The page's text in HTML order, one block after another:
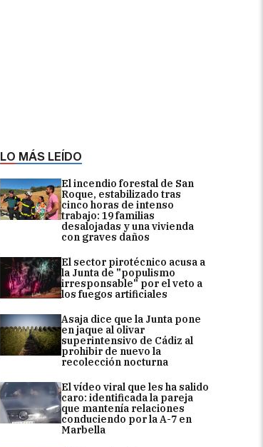
LO MÁS LEÍDO
El incendio forestal de San
Roque, estabilizado tras
cinco horas de intenso
trabajo: 19 familias
desalojadas y una vivienda
con graves daños
El sector pirotécnico acusa a
la Junta de "populismo
irresponsable" por el veto a
los fuegos artificiales
Asaja dice que la Junta pone
en jaque al olivar
superintensivo de Cádiz al
prohibir de nuevo la
recolección nocturna
El vídeo viral que les ha salido
caro: identificada la pareja
que mantenía relaciones
conduciendo por la A-7 en
Marbella